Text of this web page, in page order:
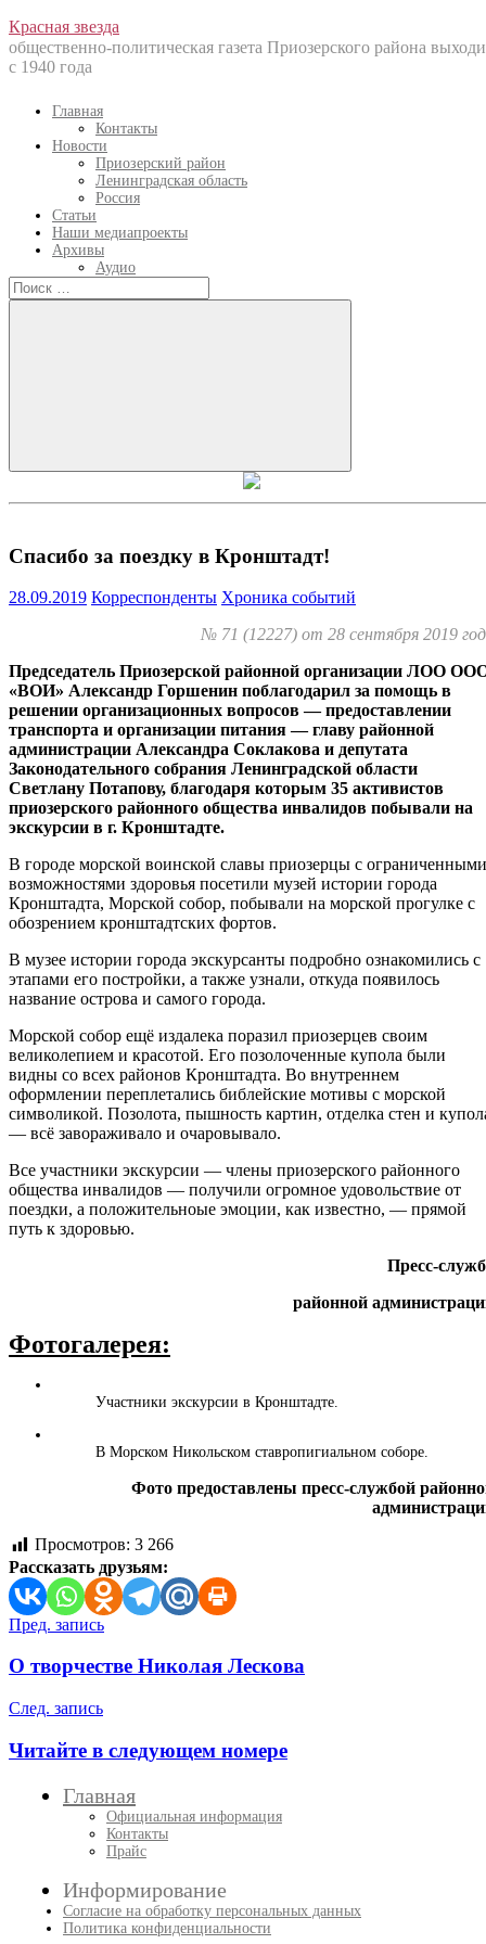
Перейти
к
содержанию
Красная звезда
общественно-политическая газета Приозерского района
с 1940 года
Главная
Контакты
Новости
Приозерский район
Ленинградская область
Россия
Статьи
Наши медиапроекты
Архивы
Аудио
Искать:
Искать
Спасибо за поездку в Кронштадт!
28.09.2019 Корреспонденты Хроника событий
№ 71 (12227) от 28 сентября 2019
Председатель Приозерской районной организации ЛОО
«ВОИ» Александр Горшенин поблагодарил за помощь в
решении организационных вопросов — предоставлении
транспорта и организации питания — главу районной
администрации Александра Соклакова и депутата
Законодательного собрания Ленинградской области
Светлану Потапову, благодаря которым 35 активистов
приозерского районного общества инвалидов побывали на
экскурсии в г. Кронштадте.
В городе морской воинской славы приозерцы с ограниченными
возможностями здоровья посетили музей истории города
Кронштадта, Морской собор, побывали на морской прогулке с
обозрением кронштадтских фортов.
В музее истории города экскурсанты подробно ознакомились с
этапами его постройки, а также узнали, откуда появилось
название острова и самого города.
Морской собор ещё издалека поразил приозерцев своим
великолепием и красотой. Его позолоченные купола были
видны со всех районов Кронштадта. Во внутреннем
оформлении переплетались библейские мотивы с морской
символикой. Позолота, пышность картин, отделка стен и
— всё завораживало и очаровывало.
Все участники экскурсии — члены приозерского районного
общества инвалидов — получили огромное удовольствие от
поездки, а положительноые эмоции, как известно, — прямой
путь к здоровью.
Пресс-
районной
Фотогалерея:
Участники экскурсии в Кронштадте.
В Морском Никольском ставропигиальном соборе.
Фото предоставлены пресс-службой
Просмотров: 3 266
Рассказать друзьям:
Навигация
по
записям
Пред. запись
О творчестве Николая Лескова
След. запись
Читайте в следующем номере
Главная
Официальная информация
Контакты
Прайс
Информирование
Согласие на обработку персональных данных
Политика конфиденциальности